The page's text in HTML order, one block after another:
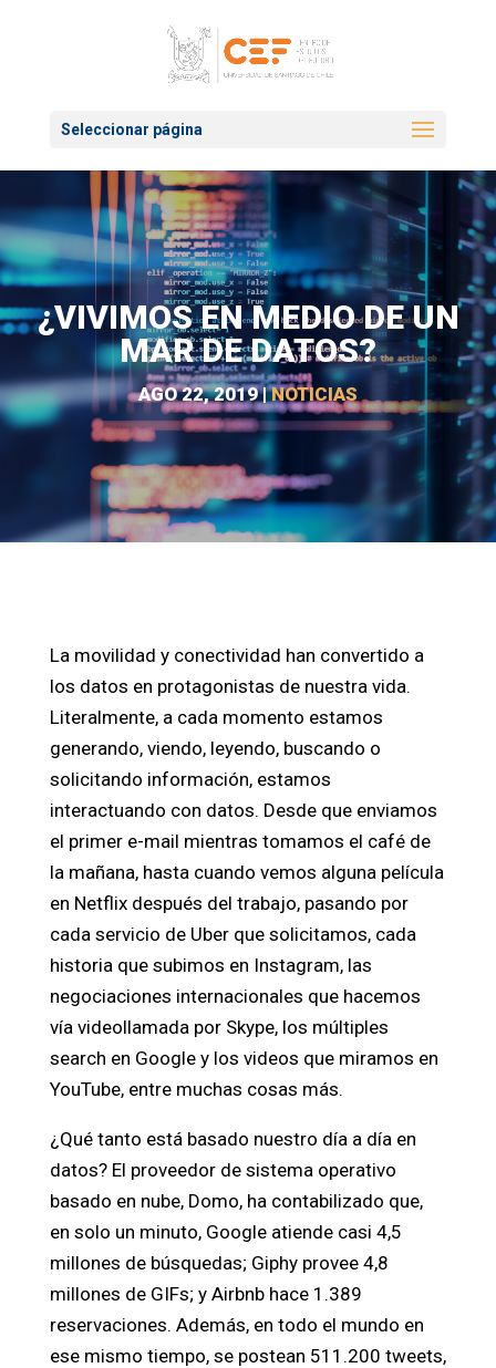
Seleccionar página
¿VIVIMOS EN MEDIO DE UN
MAR DE DATOS?
AGO 22, 2019|NOTICIAS
La movilidad y conectividad han convertido a
los datos en protagonistas de nuestra vida.
Literalmente, a cada momento estamos
generando, viendo, leyendo, buscando o
solicitando información, estamos
interactuando con datos. Desde que enviamos
el primer e-mail mientras tomamos el café de
la mañana, hasta cuando vemos alguna película
en Netflix después del trabajo, pasando por
cada servicio de Uber que solicitamos, cada
historia que subimos en Instagram, las
negociaciones internacionales que hacemos
vía videollamada por Skype, los múltiples
search en Google y los videos que miramos en
YouTube, entre muchas cosas más.
¿Qué tanto está basado nuestro día a día en
datos? El proveedor de sistema operativo
basado en nube, Domo, ha contabilizado que,
en solo un minuto, Google atiende casi 4,5
millones de búsquedas; Giphy provee 4,8
millones de GIFs; y Airbnb hace 1.389
reservaciones. Además, en todo el mundo en
ese mismo tiempo, se postean 511.200 tweets,